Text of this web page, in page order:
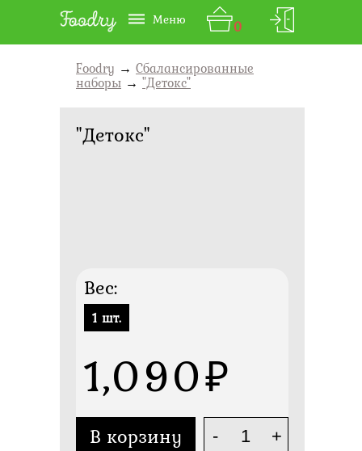
Меню 0
Foodry → Сбалансированные
наборы → "Детокс"
"Детокс"
Вес:
1 шт.
1,090
В корзину - +